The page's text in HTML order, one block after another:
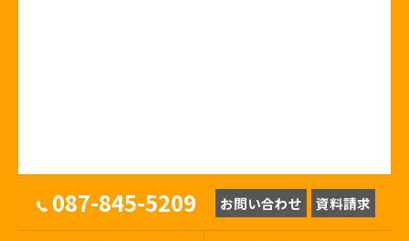
087-845-5209 お問い合わせ 資料請求